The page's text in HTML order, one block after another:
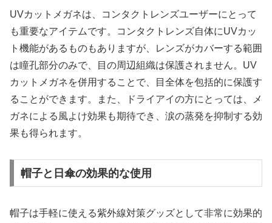
UVカットメガネは、コンタクトレンズユーザーにとって
も重要なアイテムです。コンタクトレンズ自体にUVカッ
ト機能があるものもありますが、レンズがカバーする範囲
は瞳孔部分のみで、目の周辺組織は保護されません。UV
カットメガネを併用することで、目全体を包括的に保護す
ることができます。また、ドライアイの方にとっては、メ
ガネによる風よけ効果も期待でき、涙の蒸発を抑制する効
果も得られます。
帽子と日傘の効果的な使用
帽子は手軽に使える紫外線対策グッズとして非常に効果的